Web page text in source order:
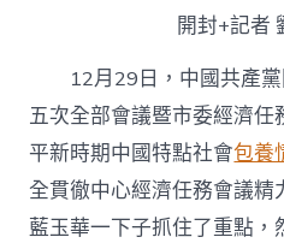
次
全
會
暨
市
委
經
濟
任
務
開封+記者
12月29日，中國共產
五次全部會議暨市委經濟
平新時期中國特點社會包養
全貫徹中心經濟任務會議精
藍玉華一下子抓住了重點，